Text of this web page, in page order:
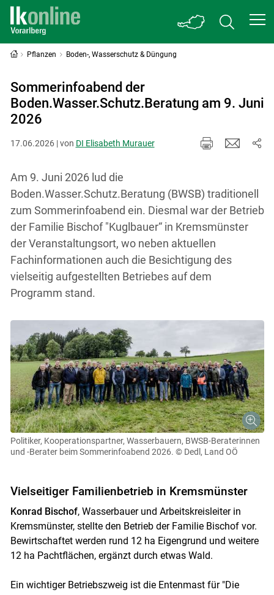
Pflanzen Boden-, Wasserschutz & Düngung
Sommerinfoabend der
Boden.Wasser.Schutz.Beratung am 9. Juni
2026
17.06.2026 | von DI Elisabeth Murauer
Am 9. Juni 2026 lud die
Boden.Wasser.Schutz.Beratung (BWSB) traditionell
zum Sommerinfoabend ein. Diesmal war der Betrieb
der Familie Bischof "Kuglbauer“ in Kremsmünster
der Veranstaltungsort, wo neben aktuellen
Fachinformationen auch die Besichtigung des
vielseitig aufgestellten Betriebes auf dem
Programm stand.
Politiker, Kooperationspartner, Wasserbauern, BWSB-Beraterinnen
und -Berater beim Sommerinfoabend 2026. © Dedl, Land OÖ
Vielseitiger Familienbetrieb in Kremsmünster
Konrad Bischof, Wasserbauer und Arbeitskreisleiter in
Kremsmünster, stellte den Betrieb der Familie Bischof vor.
Bewirtschaftet werden rund 12 ha Eigengrund und weitere
12 ha Pachtflächen, ergänzt durch etwas Wald.
Ein wichtiger Betriebszweig ist die Entenmast für "Die